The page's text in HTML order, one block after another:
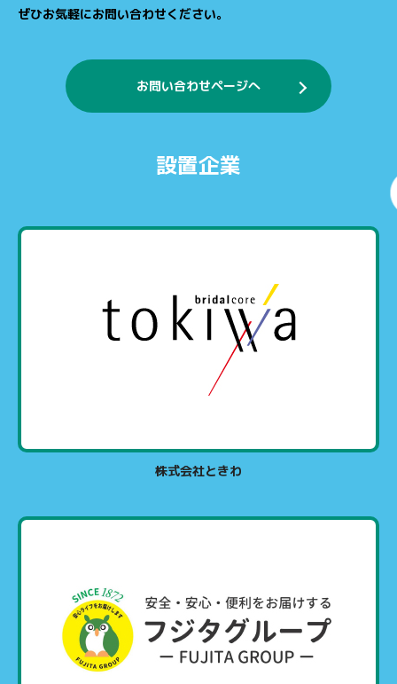
ぜひお気軽にお問い合わせください。
お問い合わせページへ
設置企業
株式会社ときわ